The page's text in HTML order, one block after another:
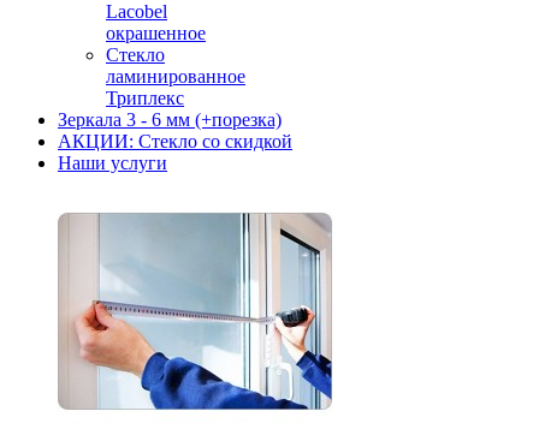
Lacobel
окрашенное
Стекло
ламинированное
Триплекс
Зеркала 3 - 6 мм (+порезка)
АКЦИИ: Стекло со скидкой
Наши услуги